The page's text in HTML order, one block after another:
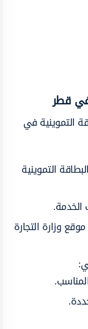
في قطر
التموينية في
التموينية
وزارة التجارة